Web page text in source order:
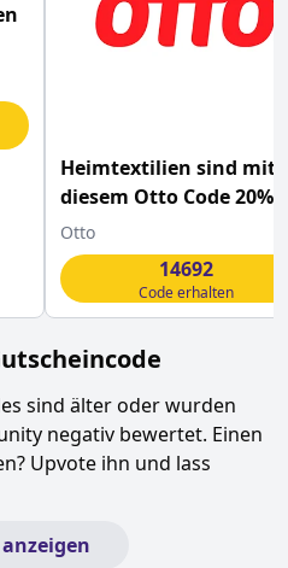
Heimtextilien sind mit
diesem Otto Code 20%
günstiger
Otto
14692
Code erhalten
sind älter oder wurden
negativ bewertet. Einen
Upvote ihn und lass